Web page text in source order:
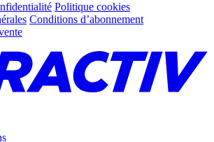
Politique cookies
Conditions d’abonnement